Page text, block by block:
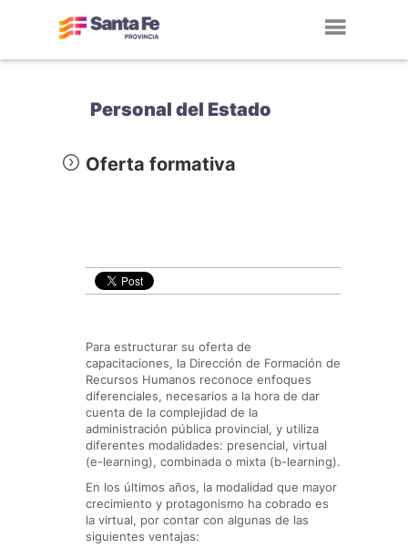
Personal del Estado
Oferta formativa
Para estructurar su oferta de
capacitaciones, la Dirección de Formación de
Recursos Humanos reconoce enfoques
diferenciales, necesarios a la hora de dar
cuenta de la complejidad de la
administración pública provincial, y utiliza
diferentes modalidades: presencial, virtual
(e-learning), combinada o mixta (b-learning).
En los últimos años, la modalidad que mayor
crecimiento y protagonismo ha cobrado es
la virtual, por contar con algunas de las
siguientes ventajas: